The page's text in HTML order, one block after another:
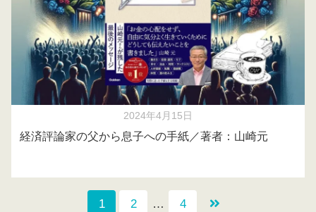
2024年4月15日
経済評論家の父から息子への手紙／著者：山崎元
1 2 … 4